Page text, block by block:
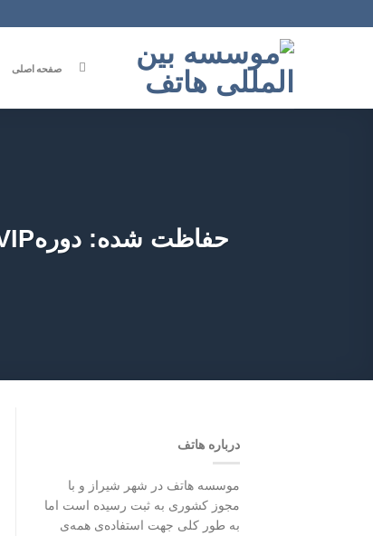
to
صفحه اصلی
حفاظت شده: دورهVIPمکالمه عربی-سطح پیشرفته-جلسه11-(1400/09/27)-استاد معین زاده
درباره هاتف
موسسه هاتف در شهر شیراز و با
مجوز کشوری به ثبت رسیده است اما
به طور کلی جهت استفاده‌ی همه‌ی